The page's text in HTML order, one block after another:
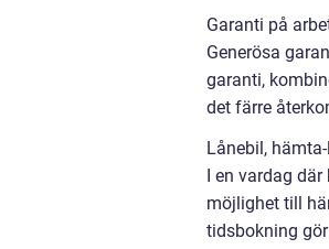
Garanti på
Generösa
garanti,
det färre
Lånebil,
I en vardag
möjlighet till
tidsbokning